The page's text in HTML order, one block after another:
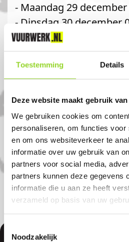
Toestemming Details
Deze website maakt gebruik
We gebruiken cookies om
personaliseren, om functies voor
en om ons websiteverkeer te
informatie over uw gebruik van
partners voor social media,
partners kunnen deze gegevens
informatie die u aan ze heeft
verzameld op basis van uw
Toestemmingsselectie
Noodzakelijk
- Maandag 29 december
- Dinsdag 30 december
- Woensdag 31
Komt u uit
Koop uw vuurwerk dan
Vuurwerkwereld
Woudenberg. U bent
U bent uiteraard ook
Maarn, Leersum of